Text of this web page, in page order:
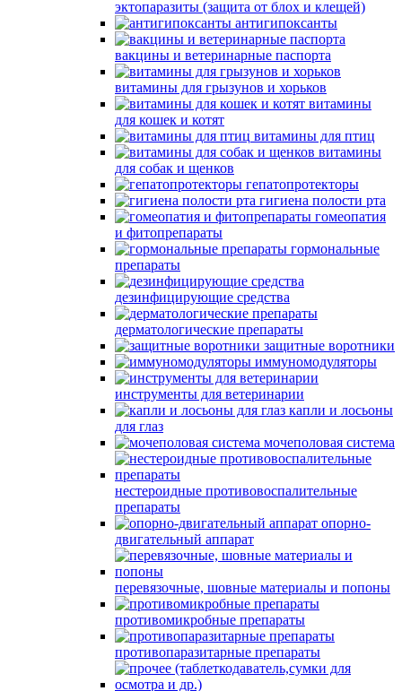
эктопаразиты (защита от блох и клещей)
антигипоксанты
вакцины и ветеринарные паспорта
витамины для грызунов и хорьков
витамины
для кошек и котят
витамины для птиц
витамины
для собак и щенков
гепатопротекторы
гигиена полости рта
гомеопатия
и фитопрепараты
гормональные
препараты
дезинфицирующие средства
дерматологические препараты
защитные воротники
иммуномодуляторы
инструменты для ветеринарии
капли и лосьоны
для глаз
мочеполовая система
нестероидные противовоспалительные
препараты
опорно-
двигательный аппарат
перевязочные, шовные материалы и попоны
противомикробные препараты
противопаразитарные препараты